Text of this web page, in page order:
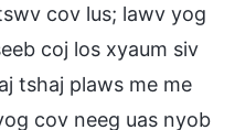
cov lus; lawv yog
coj los xyaum siv
tshaj plaws me me
cov neeg uas nyob